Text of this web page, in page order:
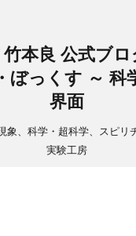
本良 公式ブ
ぼっくす ～ 科
界面
象、科学・超科学、スピリ
実験工房